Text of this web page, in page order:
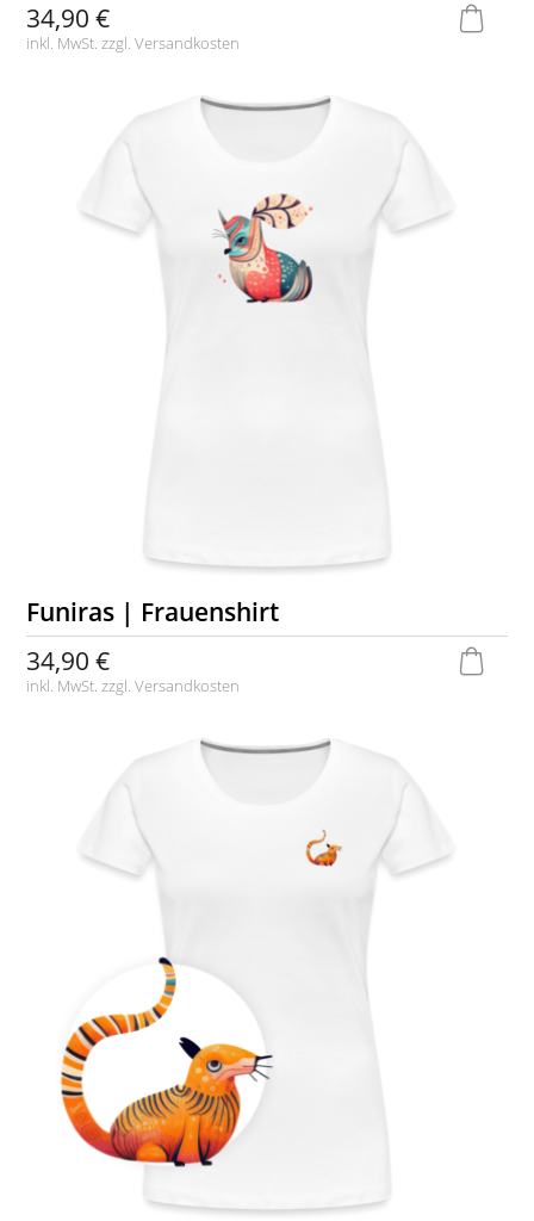
34,90 €
inkl. MwSt. zzgl.Versandkosten
Funiras | Frauenshirt
34,90 €
inkl. MwSt. zzgl.Versandkosten